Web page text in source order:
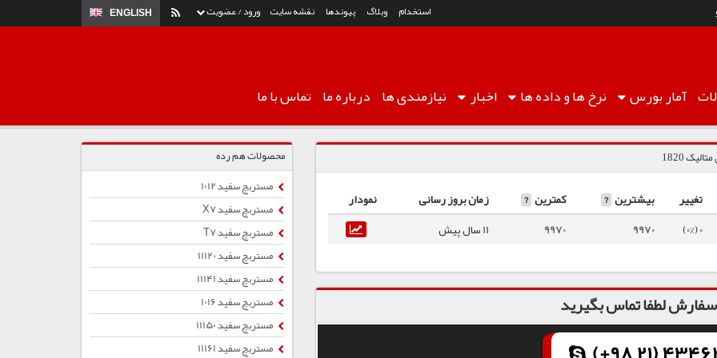
ورود / عضویت ENGLISH استخدام وبلاگ پیوندها نقشه سایت
آماربورس نرخ هاو داده ها اخبار نیازمندی ها درباره ما تماس با ما
1820
تغییر بیشترین ? کمترین ? زمان بروز رسانی
نمودار
0 (0%)
9970
9970 11 سال پیش
لطفا تماس بگیرید
محصولات هم رده
مستربچ سفید 1012
مستربچ سفید X7
مستربچ سفید T7
مستربچ سفید 11120
مستربچ سفید 11141
مستربچ سفید 1016
مستربچ سفید 11150
مستربچ سفید 11161